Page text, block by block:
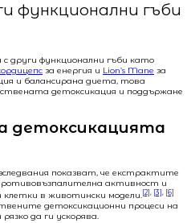
функционални гъби
други функционални гъби като
за енергия и Lion’s Mane за
и балансирана диета, това
детоксикация и поддържане
детоксикацията
показват, че екстрактите
активност и
в животински модели.[2], [3], [6]
детоксикационни процеси на
да ги ускорява.